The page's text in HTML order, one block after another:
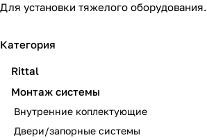
Для установки тяжелого оборудования.
Категория
Rittal
Монтаж системы
Внутренние коплектующие
Двери/запорные системы